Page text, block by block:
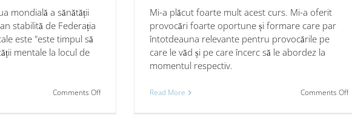
mondială a sănătății
stabilită de Federația
este "este timpul să
mentale la locul de
Comments Offon
Mi-a plăcut foarte mult acest curs. Mi-a oferit
provocări foarte oportune și formare care par
întotdeauna relevante pentru provocările pe
care le văd și pe care încerc să le abordez la
momentul respectiv.
Read More Comments Offon